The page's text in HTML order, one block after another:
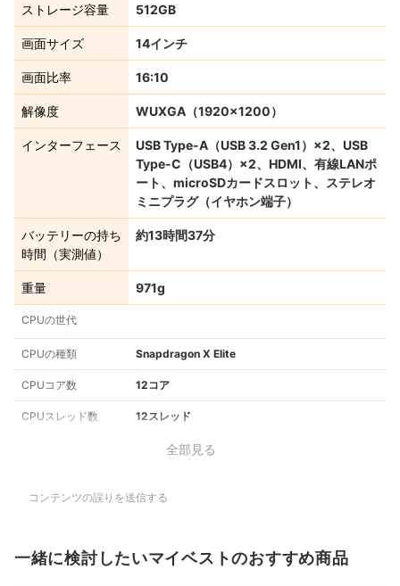
ストレージ容量 512GB
画面サイズ 14インチ
画面比率 16:10
解像度 WUXGA（1920×1200）
インターフェース
USB Type-A（USB 3.2 Gen1）×2、USB
Type-C（USB4）×2、HDMI、有線LANポ
ート、microSDカードスロット、ステレオ
ミニプラグ（イヤホン端子）
バッテリーの持ち
時間（実測値）
約13時間37分
重量 971g
CPUの世代
CPUの種類 Snapdragon X Elite
CPUコア数 12コア
CPUスレッド数 12スレッド
全部見る
コンテンツの誤りを送信する
一緒に検討したいマイベストのおすすめ商品